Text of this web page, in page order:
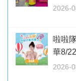
2026-
啦啦
華8/
2026-